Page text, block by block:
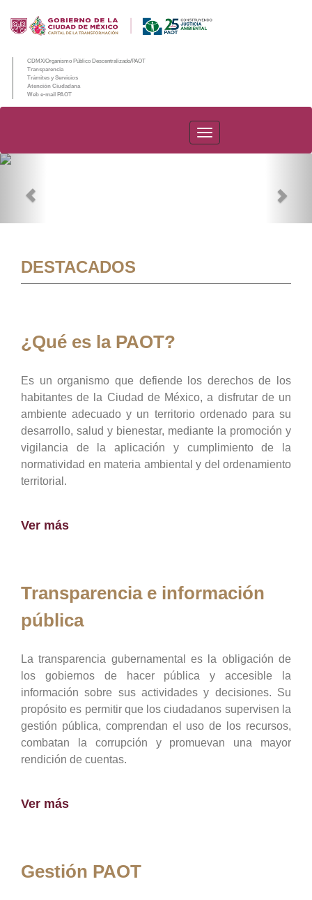
CDMX/Organismo Público Descentralizado/PAOT
Transparencia
Trámites y Servicios
Atención Ciudadana
Web e-mail PAOT
PAOT
DESTACADOS
¿Qué es la PAOT?
Es un organismo que defiende los derechos de los
habitantes de la Ciudad de México, a disfrutar de un
ambiente adecuado y un territorio ordenado para su
desarrollo, salud y bienestar, mediante la promoción y
vigilancia de la aplicación y cumplimiento de la
normatividad en materia ambiental y del ordenamiento
territorial.
Ver más
Transparencia e información
pública
La transparencia gubernamental es la obligación de
los gobiernos de hacer pública y accesible la
información sobre sus actividades y decisiones. Su
propósito es permitir que los ciudadanos supervisen la
gestión pública, comprendan el uso de los recursos,
combatan la corrupción y promuevan una mayor
rendición de cuentas.
Ver más
Gestión PAOT